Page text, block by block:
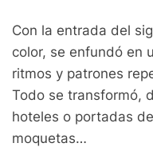
Con la entrada del
color, se enfundó en
ritmos y patrones
Todo se transformó,
hoteles o portadas
moquetas…